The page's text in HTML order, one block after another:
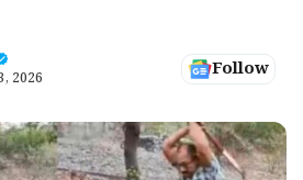
2026 Follow